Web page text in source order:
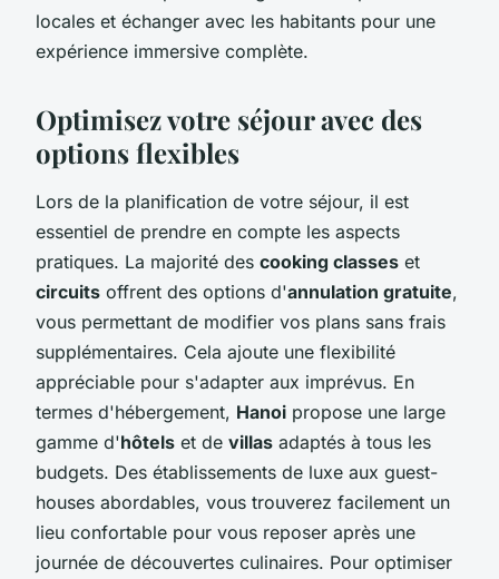
locales et échanger avec les habitants pour une
expérience immersive complète.
Optimisez votre séjour avec des
options flexibles
Lors de la planification de votre séjour, il est
essentiel de prendre en compte les aspects
pratiques. La majorité des cooking classes et
circuits offrent des options d'annulation gratuite,
vous permettant de modifier vos plans sans frais
supplémentaires. Cela ajoute une flexibilité
appréciable pour s'adapter aux imprévus. En
termes d'hébergement, Hanoi propose une large
gamme d'hôtels et de villas adaptés à tous les
budgets. Des établissements de luxe aux guest-
houses abordables, vous trouverez facilement un
lieu confortable pour vous reposer après une
journée de découvertes culinaires. Pour optimiser